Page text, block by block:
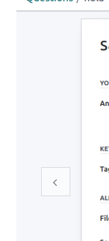
Anterior